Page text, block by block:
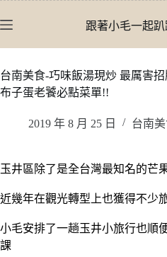
至
內
容
跟著小毛一起趴
台南美食-巧味飯湯現炒 最厲害
布子蛋老饕必點菜單!!
2019 年 8 月 25 日 台南
玉井區除了是全台灣最知名的芒
近幾年在觀光轉型上也獲得不少
小毛安排了一趟玉井小旅行也順
課